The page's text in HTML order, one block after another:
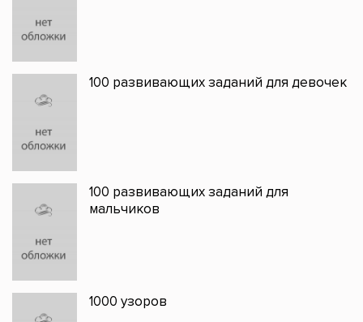
100 развивающих заданий для девочек
100 развивающих заданий для
мальчиков
1000 узоров